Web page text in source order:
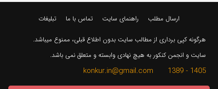
ارسال مطلب راهنمای سایت تماس با ما تبلیغات
هرگونه کپی برداری از مطالب سایت بدون اطلاع قبلی، ممنوع میباشد.
سایت و انجمن کنکور به هیچ نهادی وابسته و متعلق نمی باشد.
1405 - 1389 konkur.in@gmail.com